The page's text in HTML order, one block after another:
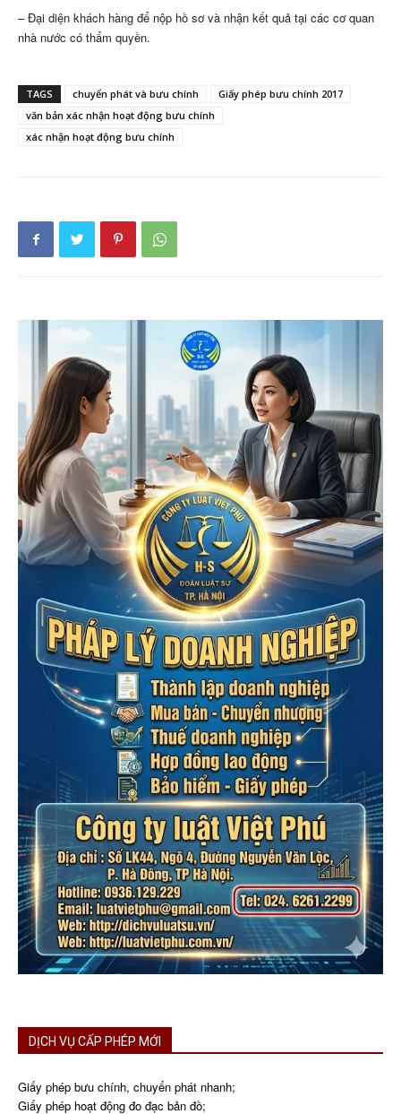
– Đại diện khách hàng để nộp hồ sơ và nhận kết quả tại các cơ quan
nhà nước có thẩm quyền.
TAGS chuyển phát và bưu chính
Giấy phép bưu chính 2017
văn bản xác nhận hoạt động bưu chính
xác nhận hoạt động bưu chính
DỊCH VỤ CẤP PHÉP MỚI
Giấy phép bưu chính, chuyển phát nhanh;
Giấy phép hoạt động đo đạc bản đồ;